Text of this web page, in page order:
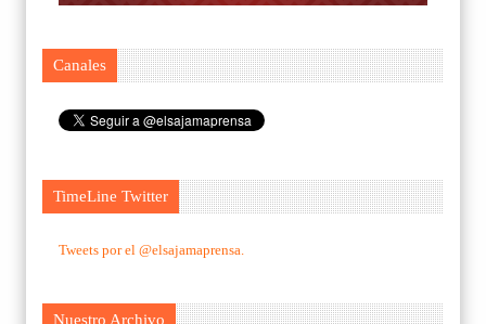
Canales
TimeLine Twitter
Tweets por el @elsajamaprensa.
Nuestro Archivo